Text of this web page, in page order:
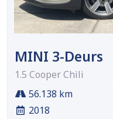
MINI 3-Deurs
1.5 Cooper Chili
56.138 km
2018